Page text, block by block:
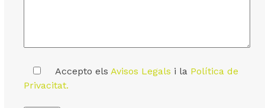
Accepto els Avisos Legals i la Política de
Privacitat.